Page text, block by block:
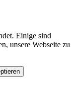
Einige sind
unsere Webseite zu